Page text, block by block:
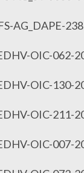
AG_DAPE-
OIC-062-
OIC-130-
OIC-211-
OIC-007-